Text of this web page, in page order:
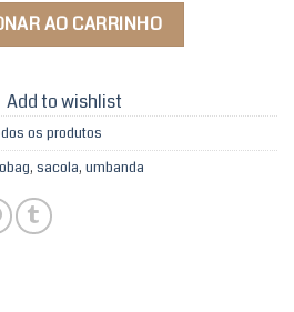
AO CARRINHO
Add to wishlist
os produtos
, sacola, umbanda